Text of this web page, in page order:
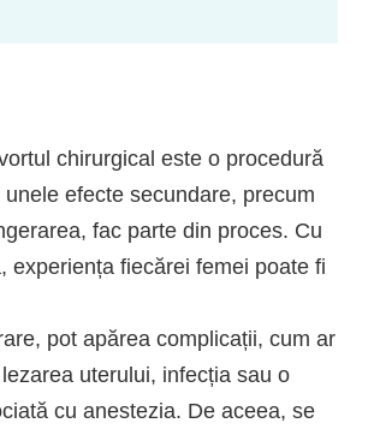
chirurgical este o procedură
efecte secundare, precum
fac parte din proces. Cu
experiența fiecărei femei poate fi
pot apărea complicații, cum ar
uterului, infecția sau o
cu anestezia. De aceea, se